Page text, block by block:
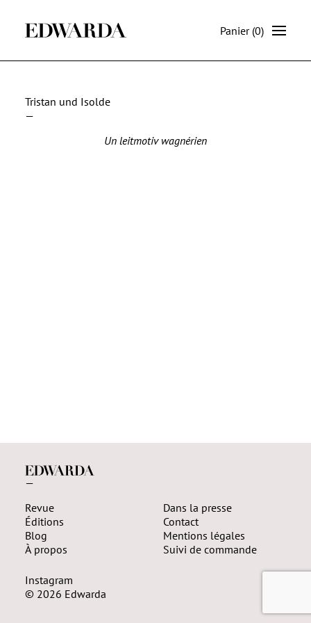
Panier (0)
Tristan und Isolde
—
Un leitmotiv wagnérien
—
Revue
Éditions
Blog
À propos
Dans la presse
Contact
Mentions légales
Suivi de commande
Instagram
© 2026 Edwarda